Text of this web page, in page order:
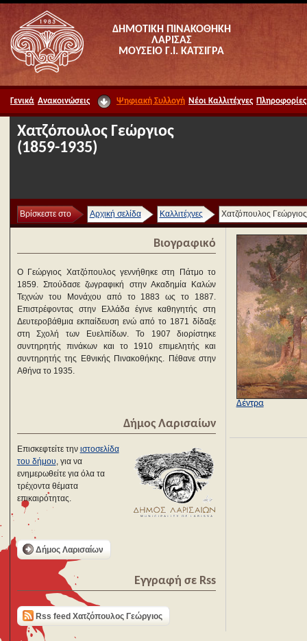
ΔΗΜΟΤΙΚΗ ΠΙΝΑΚΟΘΗΚΗ
ΛΑΡΙΣΑΣ
ΜΟΥΣΕΙΟ Γ.Ι. ΚΑΤΣΙΓΡΑ
Γενικά Ανακοινώσεις Ψηφιακή Συλλογή Νέοι Καλλιτέχνες Πληροφορίες
Χατζόπουλος Γεώργιος
(1859-1935)
Βρίσκεστε στο Αρχική σελίδα Καλλιτέχνες Χατζόπουλος Γεώργιος
Βιογραφικό
Ο Γεώργιος Χατζόπουλος γεννήθηκε στη Πάτμο το
1859. Σπούδασε ζωγραφική στην Ακαδημία Καλών
Τεχνών του Μονάχου από το 1883 ως το 1887.
Επιστρέφοντας στην Ελλάδα έγινε καθηγητής στη
Δευτεροβάθμια εκπαίδευση ενώ από το 1871 δίδαξε
στη Σχολή των Ευελπίδων. Το 1907 διορίστηκε
συντηρητής πινάκων και το 1910 επιμελητής και
συντηρητής της Εθνικής Πινακοθήκης. Πέθανε στην
Αθήνα το 1935.
Δήμος Λαρισαίων
Επισκεφτείτε την ιστοσελίδα
του δήμου, για να
ενημερωθείτε για όλα τα
τρέχοντα θέματα
επικαιρότητας.
Δήμος Λαρισαίων
Εγγραφή σε Rss
Rss feed Χατζόπουλος Γεώργιος
Δέντρα